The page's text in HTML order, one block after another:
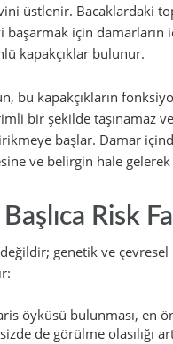
üstlenir. Bacaklardaki
için damarların
kapakçıklar bulunur.
bu kapakçıkların
bir şekilde taşınamaz
başlar. Damar
ve belirgin hale
Risk
genetik ve
öyküsü bulunması, en
de görülme olasılığı